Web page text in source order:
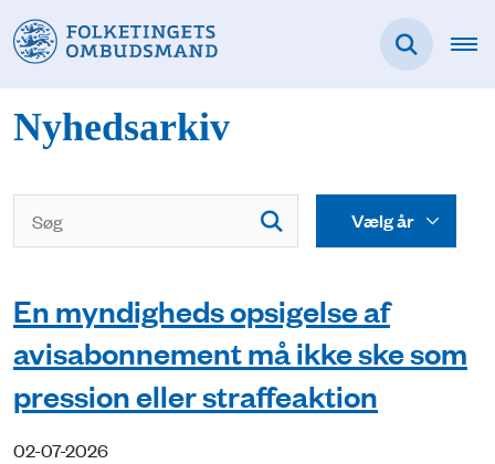
Nyhedsarkiv
En myndigheds opsigelse af
avisabonnement må ikke ske som
pression eller straffeaktion
02-07-2026